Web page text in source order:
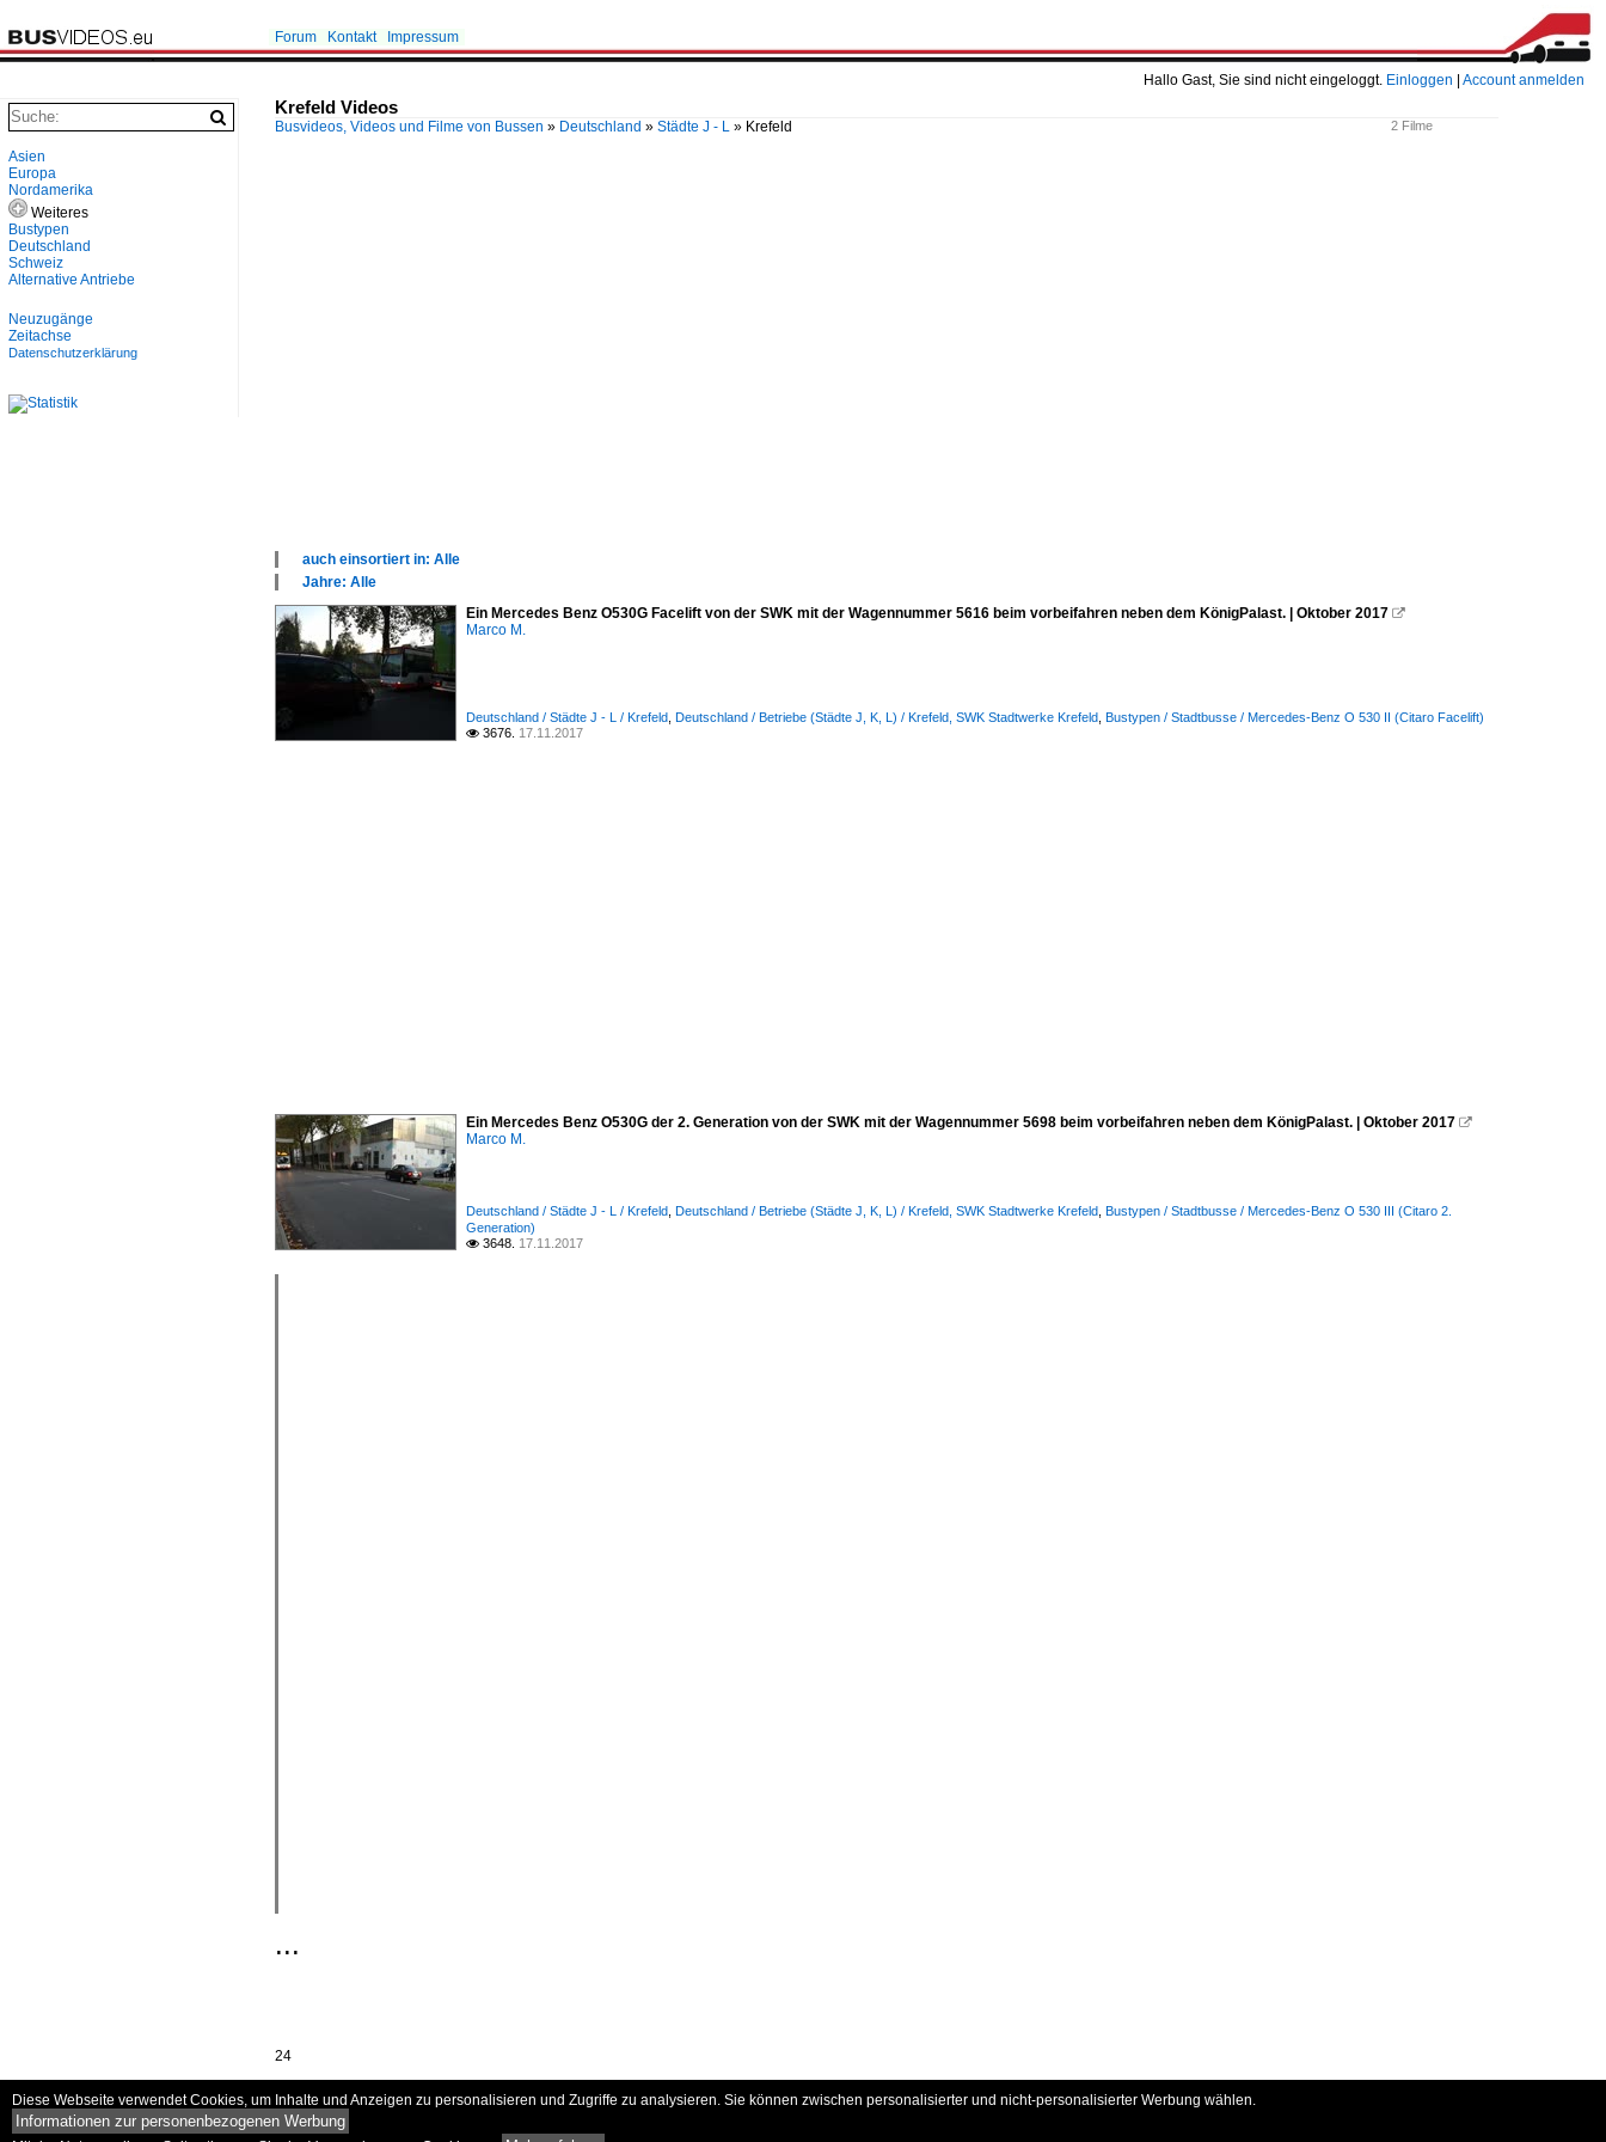
Hallo Gast, Sie sind nicht eingeloggt. Einloggen Account anmelden
Forum Kontakt Impressum
Krefeld Videos
2 Filme
Busvideos, Videos und Filme von Bussen » Deutschland » Städte J - L » Krefeld
auch einsortiert in: Alle
Bustypen
Deutschland
Jahre: Alle
Alle Jahre
2010
Ein Mercedes Benz O530G Facelift von der SWK mit der Wagennummer 5616 beim vorbeifahren neben dem KönigPalast. | Oktober 2017 
Marco M.
Deutschland / Städte J - L / Krefeld Deutschland / Betriebe (Städte J, K, L) / Krefeld, SWK Stadtwerke Krefeld Bustypen / Stadtbusse / Mercedes-Benz O 530 II (Citaro Facelift)
 3676. 17.11.2017
Ein Mercedes Benz O530G der 2. Generation von der SWK mit der Wagennummer 5698 beim vorbeifahren neben dem KönigPalast. | Oktober 2017 
Marco M.
Deutschland / Städte J - L / Krefeld Deutschland / Betriebe (Städte J, K, L) / Krefeld, SWK Stadtwerke Krefeld Bustypen / Stadtbusse / Mercedes-Benz O 530 III (Citaro 2.
Generation)
 3648. 17.11.2017
...
24
Asien
Europa
Nordamerika
Weiteres
Bustypen
Deutschland
Schweiz
Alternative Antriebe
Neuzugänge
Zeitachse
Datenschutzerklärung
Diese Webseite verwendet Cookies, um Inhalte und Anzeigen zu personalisieren und Zugriffe zu analysieren. Sie können zwischen personalisierter und nicht-personalisierter Werbung wählen.
Informationen zur personenbezogenen Werbung